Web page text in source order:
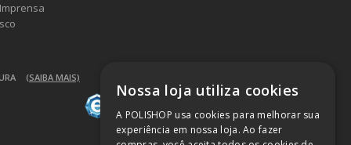
(SAIBA MAIS)
Nossa loja utiliza cookies
A POLISHOP usa cookies para melhorar sua
experiência em nossa loja. Ao fazer